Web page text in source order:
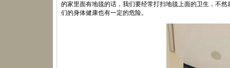
的家里面有地毯的话，我们要经常打扫地毯上面的卫生，不
们的身体健康也有一定的危险。